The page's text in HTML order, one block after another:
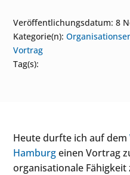
Veröffentlichungsdatum: 8
Kategorie(n):
Vortrag
Tag(s):
Heute durfte ich auf dem
Hamburgeinen Vortrag
organisationale